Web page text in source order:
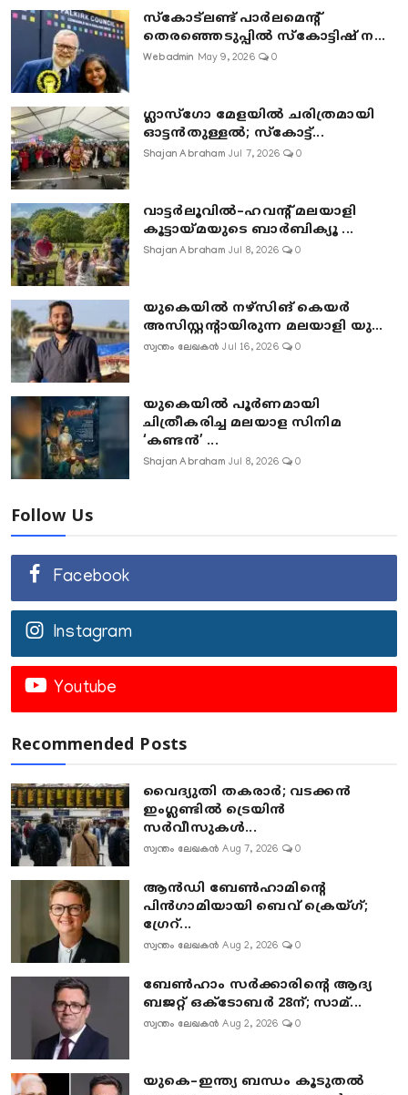
സ്കോട്ലണ്ട് പാർലമെന്റ്
തെരഞ്ഞെടുപ്പിൽ സ്കോട്ടിഷ് ന...
Webadmin May 9, 2026 0
ഗ്ലാസ്‌ഗോ മേളയിൽ ചരിത്രമായി
ഓട്ടൻതുള്ളൽ; സ്‌കോട്ട്...
Shajan Abraham Jul 7, 2026 0
വാട്ടർലൂവിൽ–ഹവന്റ് മലയാളി
കൂട്ടായ്മയുടെ ബാർബിക്യൂ ...
Shajan Abraham Jul 8, 2026 0
യുകെയിൽ നഴ്സിങ് കെയർ
അസിസ്റ്റന്റായിരുന്ന മലയാളി യു...
സ്വന്തം ലേഖകൻ Jul 16, 2026 0
യുകെയിൽ പൂർണമായി
ചിത്രീകരിച്ച മലയാള സിനിമ
‘കണ്ടൻ’ ...
Shajan Abraham Jul 8, 2026 0
Follow Us
Facebook
Instagram
Youtube
Recommended Posts
വൈദ്യുതി തകരാർ; വടക്കൻ
ഇംഗ്ലണ്ടിൽ ട്രെയിൻ
സർവീസുകൾ...
സ്വന്തം ലേഖകൻ Aug 7, 2026 0
ആൻഡി ബേൺഹാമിന്റെ
പിൻഗാമിയായി ബെവ് ക്രെയ്ഗ്;
ഗ്രേറ്...
സ്വന്തം ലേഖകൻ Aug 2, 2026 0
ബേൺഹാം സർക്കാരിന്റെ ആദ്യ
ബജറ്റ് ഒക്ടോബർ 28ന്; സാമ്...
സ്വന്തം ലേഖകൻ Aug 2, 2026 0
യുകെ–ഇന്ത്യ ബന്ധം കൂടുതൽ